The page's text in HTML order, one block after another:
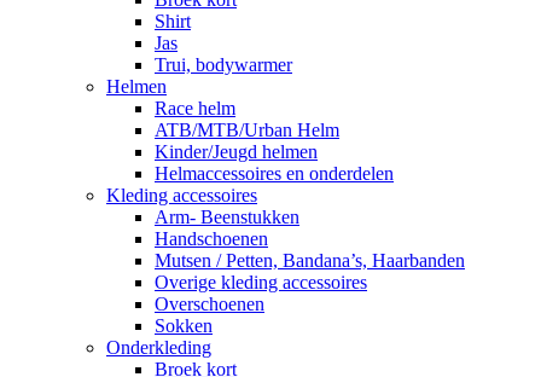
Shirt
Jas
Trui, bodywarmer
Helmen
Race helm
ATB/MTB/Urban Helm
Kinder/Jeugd helmen
Helmaccessoires en onderdelen
Kleding accessoires
Arm- Beenstukken
Handschoenen
Mutsen / Petten, Bandana’s, Haarbanden
Overige kleding accessoires
Overschoenen
Sokken
Onderkleding
Broek kort